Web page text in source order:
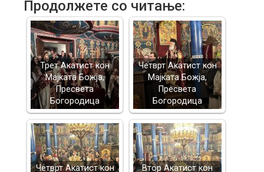
Продолжете со читање:
Трет Акатист кон
Мајката Божја,
Пресвета
Богородица
Четврт Акатист кон
Мајката Божја,
Пресвета
Богородица
Четврт Акатист кон
Втор Акатист кон